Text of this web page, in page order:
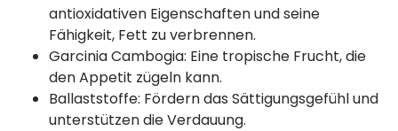
antioxidativen Eigenschaften und seine
Fähigkeit, Fett zu verbrennen.
Garcinia Cambogia: Eine tropische Frucht, die
den Appetit zügeln kann.
Ballaststoffe: Fördern das Sättigungsgefühl und
unterstützen die Verdauung.